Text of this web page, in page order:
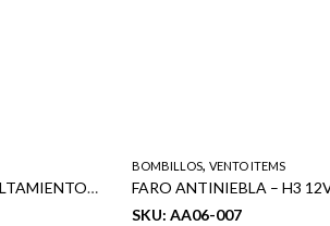
TUERCA ACORN CON ABULTAMIENTO – M12 X 1.50 (20/1)
BOMBILLOS, VENTO ITEMS
SKU: AA06-007